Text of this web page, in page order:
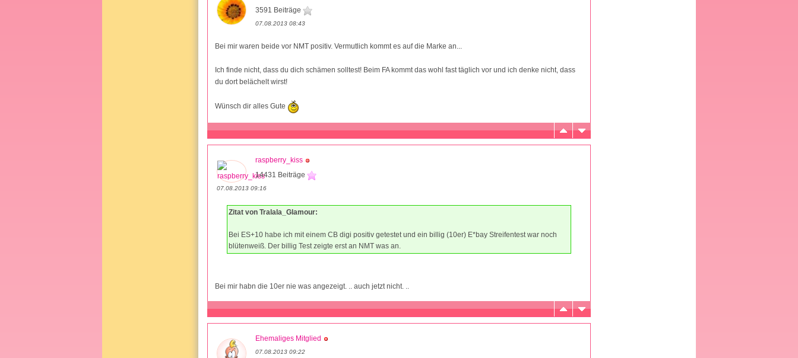
3591 Beiträge
07.08.2013 08:43
Bei mir waren beide vor NMT positiv. Vermutlich kommt es auf die Marke an...
Ich finde nicht, dass du dich schämen solltest! Beim FA kommt das wohl fast täglich vor und ich denke nicht, dass
du dort belächelt wirst!
Wünsch dir alles Gute
raspberry_kiss
14431 Beiträge
07.08.2013 09:16
Zitat von Tralala_Glamour:
Bei ES+10 habe ich mit einem CB digi positiv getestet und ein billig (10er) E*bay Streifentest war noch
blütenweiß. Der billig Test zeigte erst an NMT was an.
Bei mir habn die 10er nie was angezeigt. .. auch jetzt nicht. ..
Ehemaliges Mitglied
07.08.2013 09:22